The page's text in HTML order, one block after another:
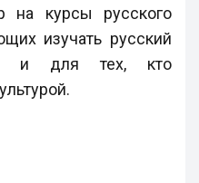
на курсы русского
изучать русский
и для тех, кто